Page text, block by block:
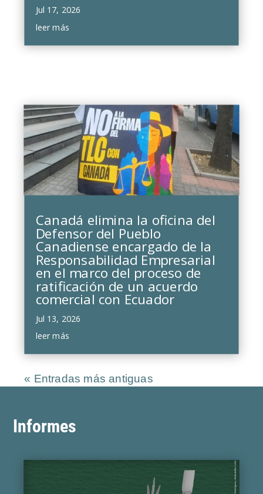
Jul 17, 2026
leer más
Canadá elimina la oficina del
Defensor del Pueblo
Canadiense encargado de la
Responsabilidad Empresarial
en el marco del proceso de
ratificación de un acuerdo
comercial con Ecuador
Jul 13, 2026
leer más
« Entradas más antiguas
Informes